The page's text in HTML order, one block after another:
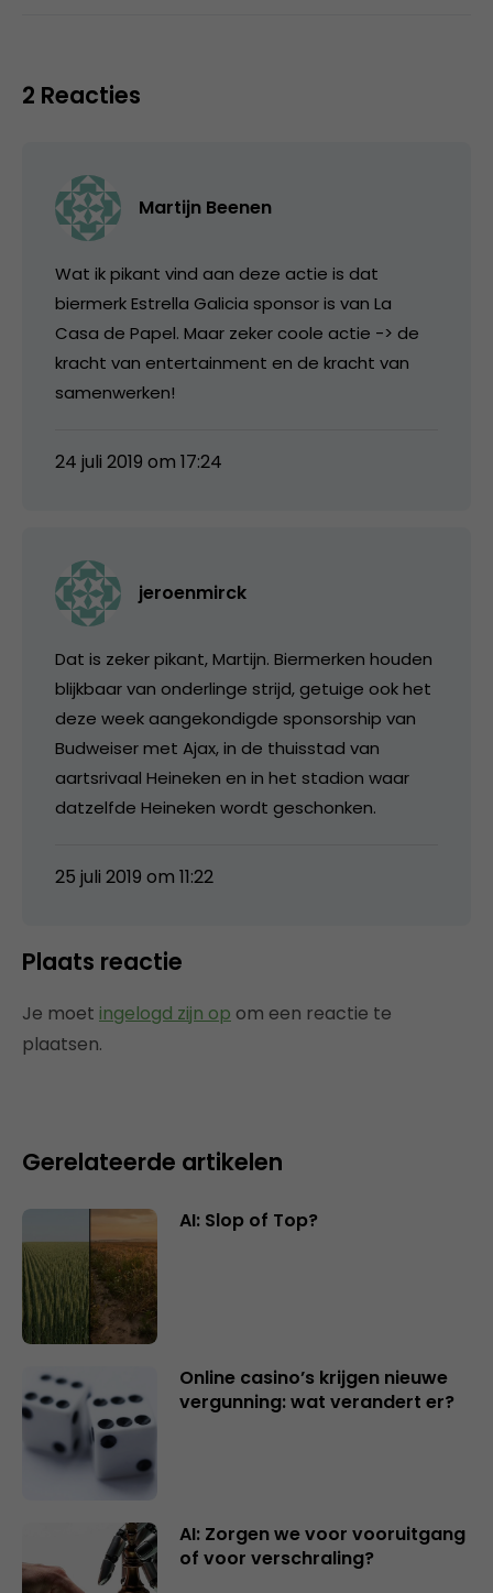
2 Reacties
Martijn Beenen
Wat ik pikant vind aan deze actie is dat
biermerk Estrella Galicia sponsor is van La
Casa de Papel. Maar zeker coole actie -> de
kracht van entertainment en de kracht van
samenwerken!
24 juli 2019 om 17:24
jeroenmirck
Dat is zeker pikant, Martijn. Biermerken houden
blijkbaar van onderlinge strijd, getuige ook het
deze week aangekondigde sponsorship van
Budweiser met Ajax, in de thuisstad van
aartsrivaal Heineken en in het stadion waar
datzelfde Heineken wordt geschonken.
25 juli 2019 om 11:22
Plaats reactie
Je moet ingelogd zijn op om een reactie te
plaatsen.
Gerelateerde artikelen
AI: Slop of Top?
Online casino’s krijgen nieuwe
vergunning: wat verandert er?
AI: Zorgen we voor vooruitgang
of voor verschraling?